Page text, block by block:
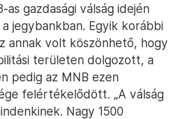
gazdasági válság idején
jegybankban. Egyik korábbi
annak volt köszönhető, hogy
területen dolgozott, a
pedig az MNB ezen
felértékelődött. „A válság
Nagy 1500